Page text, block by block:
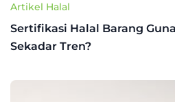
Artikel Halal
Sertifikasi Halal Barang
Sekadar Tren?